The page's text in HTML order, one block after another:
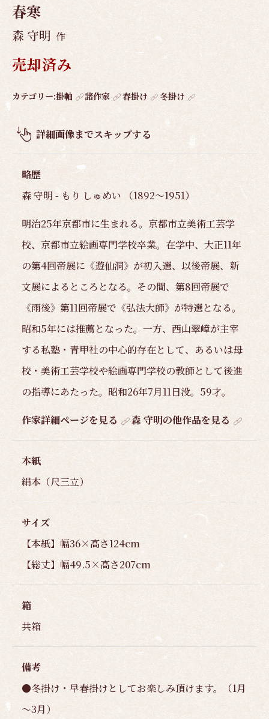
春寒
森 守明 作
売却済み
作
概
要
カテゴリー:掛軸 諸作家 春掛け 冬掛け
詳細画像までスキップする
略歴
森 守明 - もり しゅめい （1892～1951）
明治25年京都市に生まれる。京都市立美術工芸学
校、京都市立絵画専門学校卒業。在学中、大正11年
の第4回帝展に《遊仙洞》が初入選、以後帝展、新
文展によるところとなる。その間、第8回帝展で
《雨後》第11回帝展で《弘法大師》が特選となる。
昭和5年には推薦となった。一方、西山翠嶂が主宰
する私塾・青甲社の中心的存在として、あるいは母
校・美術工芸学校や絵画専門学校の教師として後進
の指導にあたった。昭和26年7月11日没。59才。
作家詳細ページを見る 森 守明の他作品を見る
本紙
絹本（尺三立）
サイズ
【本紙】幅36×高さ124cm
【総丈】幅49.5×高さ207cm
箱
共箱
備考
●冬掛け・早春掛けとしてお楽しみ頂けます。（1月
～3月）